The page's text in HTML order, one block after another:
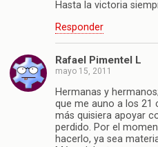
Hasta la victoria
Responder
Rafael Pimentel L
mayo 15, 2011
Hermanas y
que me auno a los 21
más quisiera apoyar
perdido. Por el
hacerlo, ya sea